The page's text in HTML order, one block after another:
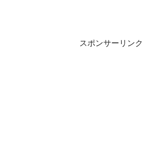
スポンサーリンク